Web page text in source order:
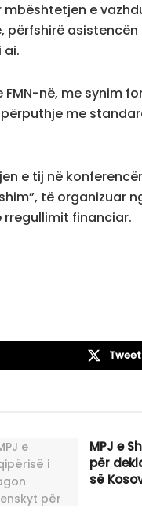
e
përfshirë
ai.
në, me synim
me
e tij në
të organizuar
financiar.
Tweet
MPJ e
për
së